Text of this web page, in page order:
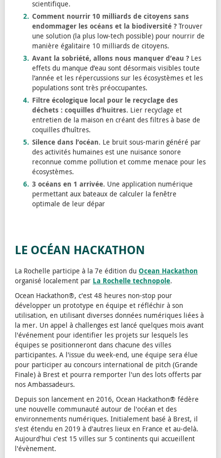
scientifique.
Comment nourrir 10 milliards de citoyens sans
endommager les océans et la biodiversité ? Trouver
une solution (la plus low-tech possible) pour nourrir de
manière égalitaire 10 milliards de citoyens.
Avant la sobriété, allons nous manquer d’eau ? Les
effets du manque d’eau sont désormais visibles toute
l’année et les répercussions sur les écosystèmes et les
populations sont très préoccupantes.
Filtre écologique local pour le recyclage des
déchets : coquilles d’huitres. Lier recyclage et
entretien de la maison en créant des filtres à base de
coquilles d’huîtres.
Silence dans l’océan. Le bruit sous-marin généré par
des activités humaines est une nuisance sonore
reconnue comme pollution et comme menace pour les
écosystèmes.
3 océans en 1 arrivée. Une application numérique
permettant aux bateaux de calculer la fenêtre
optimale de leur dépar
LE OCÉAN HACKATHON
La Rochelle participe à la 7e édition du Ocean Hackathon
organisé localement par La Rochelle technopole.
Ocean Hackathon®, c'est 48 heures non-stop pour
développer un prototype en équipe et réfléchir à son
utilisation, en utilisant diverses données numériques liées à
la mer. Un appel à challenges est lancé quelques mois avant
l'événement pour identifier les projets sur lesquels les
équipes se positionneront dans chacune des villes
participantes. A l'issue du week-end, une équipe sera élue
pour participer au concours international de pitch (Grande
Finale) à Brest et pourra remporter l'un des lots offerts par
nos Ambassadeurs.
Depuis son lancement en 2016, Ocean Hackathon® fédère
une nouvelle communauté autour de l'océan et des
environnements numériques. Initialement basé à Brest, il
s'est étendu en 2019 à d'autres lieux en France et au-delà.
Aujourd'hui c'est 15 villes sur 5 continents qui accueillent
l'évènement.